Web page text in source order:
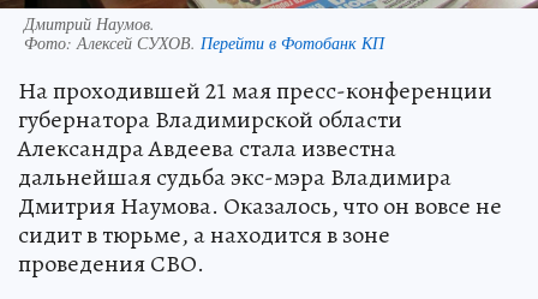
Дмитрий Наумов.
Фото:Алексей СУХОВ. Перейти в Фотобанк КП
На проходившей 21 мая пресс-конференции
губернатора Владимирской области
Александра Авдеева стала известна
дальнейшая судьба экс-мэра Владимира
Дмитрия Наумова. Оказалось, что он вовсе не
сидит в тюрьме, а находится в зоне
проведения СВО.